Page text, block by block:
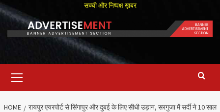
सच्ची और निष्पक्ष ख़बर
Menu
HOME
रायपुर एयरपोर्ट से सिंगापुर और दुबई के लिए सीधी उड़ान, सरगुजा में सर्दी ने 10 साल